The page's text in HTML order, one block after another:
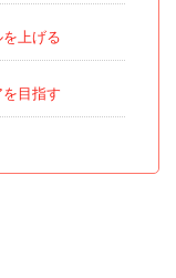
上げる
目指す